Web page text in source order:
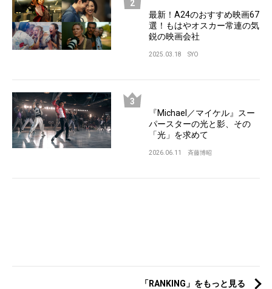
最新！A24のおすすめ映画67
選！もはやオスカー常連の気
鋭の映画会社
2025.03.18 SYO
『Michael／マイケル』スー
パースターの光と影、その
「光」を求めて
2026.06.11 斉藤博昭
「RANKING」をもっと見る